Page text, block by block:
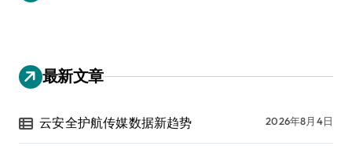
最新文章
云安全护航传媒数据新趋势 2026年8月4日